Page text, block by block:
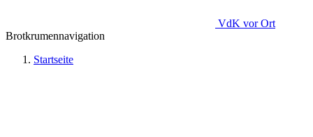
VdK vor Ort
Brotkrumennavigation
Startseite